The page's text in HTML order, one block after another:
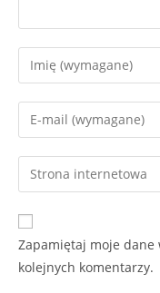
Zapamiętaj moje
kolejnych komentarzy.